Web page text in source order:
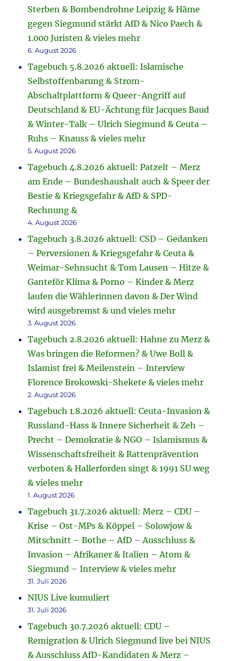
Sterben & Bombendrohne Leipzig & Häme
gegen Siegmund stärkt AfD & Nico Paech &
1.000 Juristen & vieles mehr
6. August 2026
Tagebuch 5.8.2026 aktuell: Islamische
Selbstoffenbarung & Strom-
Abschaltplattform & Queer-Angriff auf
Deutschland & EU-Ächtung für Jacques Baud
& Winter-Talk – Ulrich Siegmund & Ceuta –
Ruhs – Knauss & vieles mehr
5. August 2026
Tagebuch 4.8.2026 aktuell: Patzelt – Merz
am Ende – Bundeshaushalt auch & Speer der
Bestie & Kriegsgefahr & AfD & SPD-
Rechnung &
4. August 2026
Tagebuch 3.8.2026 aktuell: CSD – Gedanken
– Perversionen & Kriegsgefahr & Ceuta &
Weimar-Sehnsucht & Tom Lausen – Hitze &
Ganteför Klima & Porno – Kinder & Merz
laufen die Wählerinnen davon & Der Wind
wird ausgebremst & und vieles mehr
3. August 2026
Tagebuch 2.8.2026 aktuell: Hahne zu Merz &
Was bringen die Reformen? & Uwe Boll &
Islamist frei & Meilenstein – Interview
Florence Brokowski-Shekete & vieles mehr
2. August 2026
Tagebuch 1.8.2026 aktuell: Ceuta-Invasion &
Russland-Hass & Innere Sicherheit & Zeh –
Precht – Demokratie & NGO – Islamismus &
Wissenschaftsfreiheit & Rattenprävention
verboten & Hallerforden singt & 1991 SU weg
& vieles mehr
1. August 2026
Tagebuch 31.7.2026 aktuell: Merz – CDU –
Krise – Ost-MPs & Köppel – Solowjow &
Mitschnitt – Bothe – AfD – Ausschluss &
Invasion – Afrikaner & Italien – Atom &
Siegmund – Interview & vieles mehr
31. Juli 2026
NIUS Live kumuliert
31. Juli 2026
Tagebuch 30.7.2026 aktuell: CDU –
Remigration & Ulrich Siegmund live bei NIUS
& Ausschluss AfD-Kandidaten & Merz –